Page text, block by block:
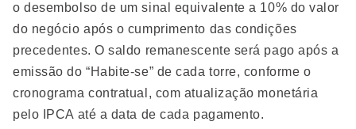
o desembolso de um sinal equivalente a 10% do valor
do negócio após o cumprimento das condições
precedentes. O saldo remanescente será pago após a
emissão do “Habite-se” de cada torre, conforme o
cronograma contratual, com atualização monetária
pelo IPCA até a data de cada pagamento.